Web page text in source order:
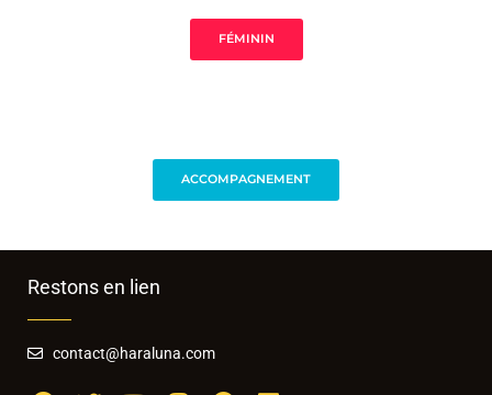
FÉMININ
ACCOMPAGNEMENT
Restons en lien
contact@haraluna.com